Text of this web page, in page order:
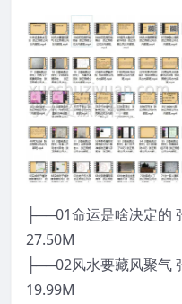
├──01命运是啥决定的
27.50M
├──02风水要藏风聚气
19.99M